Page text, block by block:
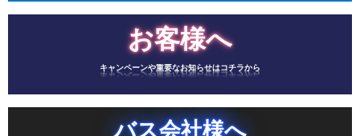
お客様へ
キャンペーンや重要なお知らせはコチラから
バス会社様へ